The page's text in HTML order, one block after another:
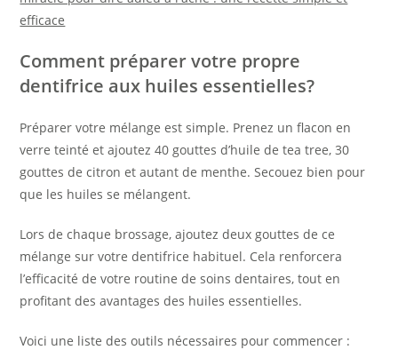
efficace
Comment préparer votre propre
dentifrice aux huiles essentielles?
Préparer votre mélange est simple. Prenez un flacon en
verre teinté et ajoutez 40 gouttes d’huile de tea tree, 30
gouttes de citron et autant de menthe. Secouez bien pour
que les huiles se mélangent.
Lors de chaque brossage, ajoutez deux gouttes de ce
mélange sur votre dentifrice habituel. Cela renforcera
l’efficacité de votre routine de soins dentaires, tout en
profitant des avantages des huiles essentielles.
Voici une liste des outils nécessaires pour commencer :